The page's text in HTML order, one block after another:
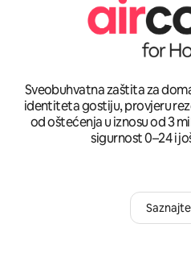
Sveobuhvatna zaštita za
identiteta gostiju, provjeru
od oštećenja u iznosu od 3
sigurnost 0–24 i